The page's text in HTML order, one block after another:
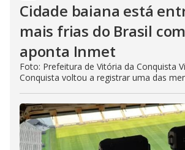
Cidade baiana está
mais frias do Brasil com
aponta Inmet
Foto: Prefeitura de Vitória da Conquista
Conquista voltou a registrar uma das